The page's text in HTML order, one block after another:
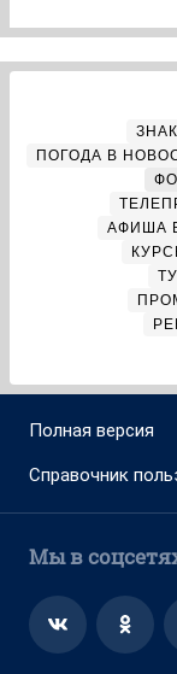
ПОГОДА В
АФИША
Полная версия
Справочник
Мы в